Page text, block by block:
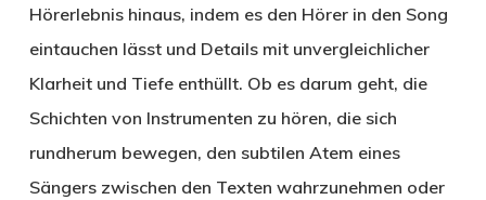
Hörerlebnis hinaus, indem es den Hörer in den Song
eintauchen lässt und Details mit unvergleichlicher
Klarheit und Tiefe enthüllt. Ob es darum geht, die
Schichten von Instrumenten zu hören, die sich
rundherum bewegen, den subtilen Atem eines
Sängers zwischen den Texten wahrzunehmen oder